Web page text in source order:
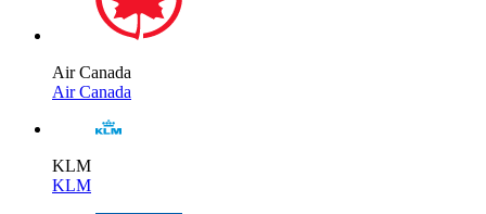
Air Canada
Air Canada
KLM
KLM